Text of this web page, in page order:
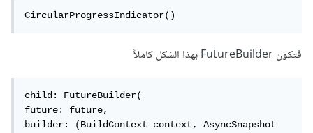
CircularProgressIndicator()
فتكون FutureBuilder بهذا الشكل كاملاً
child: FutureBuilder(
future: future,
builder: (BuildContext context, AsyncSnapshot